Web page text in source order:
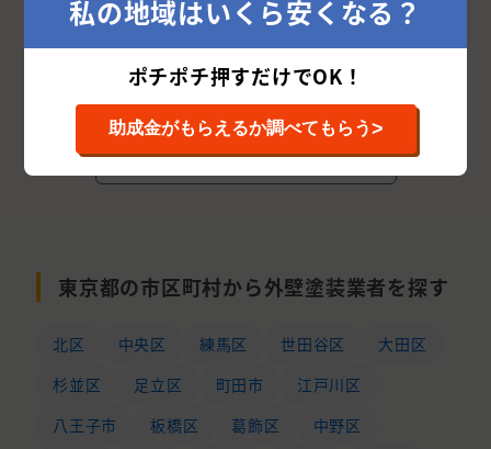
詳細を見る
次の10件を表示する
東京都の市区町村から外壁塗装業者を探す
北区 中央区 練馬区 世田谷区
大田区
杉並区
足立区 町田市
江戸川区
八王子市
板橋区 葛飾区
中野区
私の地域はいくら安くなる？
ポチポチ押すだけでOK！
助成金がもらえるか調べてもらう>